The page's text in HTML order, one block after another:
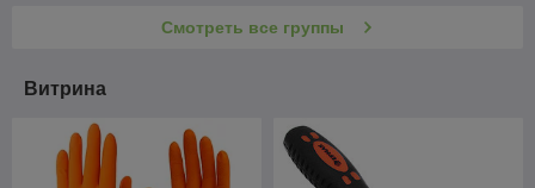
Смотреть все группы
Витрина